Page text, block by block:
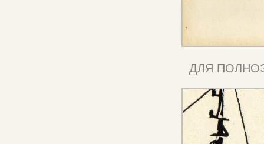
ДЛЯ